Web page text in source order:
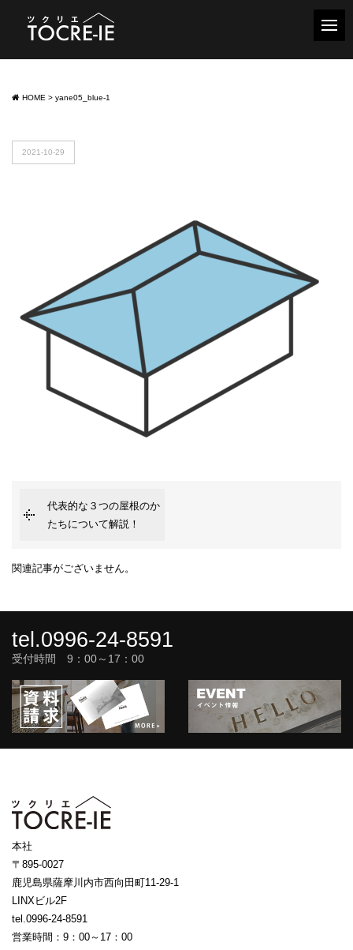
HOME > yane05_blue-1
2021-10-29
代表的な３つの屋根のか
たちについて解説！
関連記事がございません。
tel.0996-24-8591
受付時間 9：00～17：00
本社
〒895-0027
鹿児島県薩摩川内市西向田町11-29-1
LINXビル2F
tel.0996-24-8591
営業時間：9：00～17：00